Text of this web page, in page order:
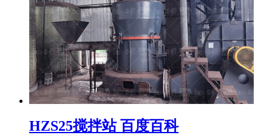
HZS25搅拌站 百度百科